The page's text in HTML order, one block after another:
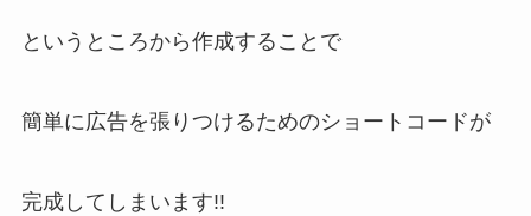
というところから作成することで
簡単に広告を張りつけるためのショートコードが
完成してしまいます!!